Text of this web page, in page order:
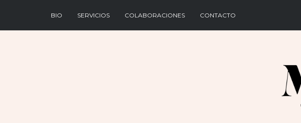
BIO SERVICIOS COLABORACIONES CONTACTO